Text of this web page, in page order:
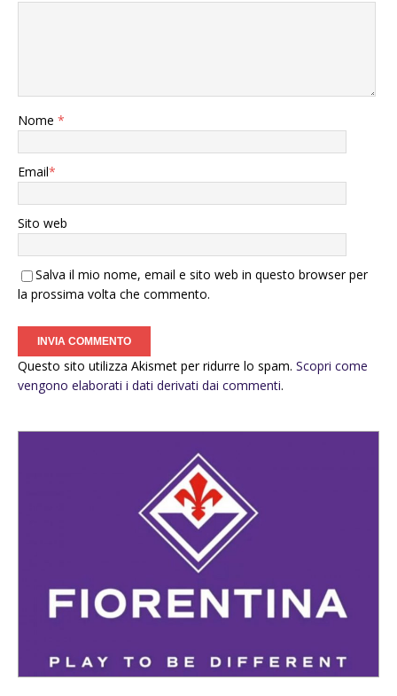
Nome *
Email*
Sito web
Salva il mio nome, email e sito web in questo browser per
la prossima volta che commento.
Questo sito utilizza Akismet per ridurre lo spam. Scopri come
vengono elaborati i dati derivati dai commenti.